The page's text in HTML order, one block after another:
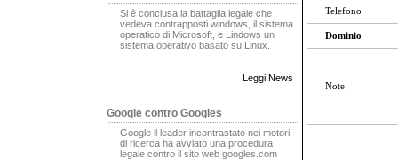
Si è conclusa la battaglia legale che
vedeva contrapposti windows, il sistema
operatico di Microsoft, e Lindows un
sistema operativo basato su Linux.
Leggi News
Google contro Googles
Google il leader incontrastato nei motori
di ricerca ha avviato una procedura
legale contro il sito web googles.com
Telefono
Dominio
Note